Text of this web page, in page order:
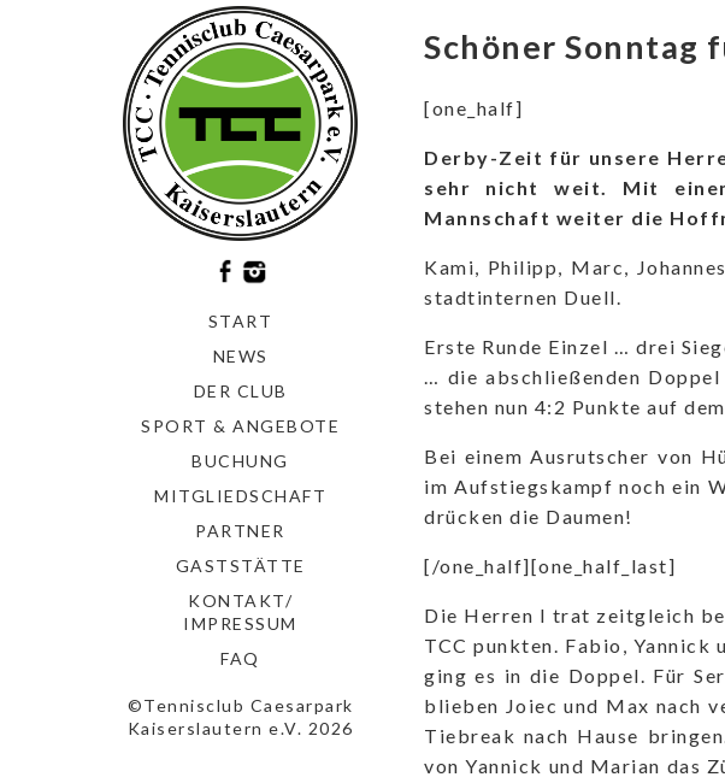
START
NEWS
DER CLUB
SPORT & ANGEBOTE
BUCHUNG
MITGLIEDSCHAFT
PARTNER
GASTSTÄTTE
KONTAKT/
IMPRESSUM
FAQ
©Tennisclub Caesarpark
Kaiserslautern e.V. 2026
Schöner Sonntag
[one_half]
Derby-Zeit für unsere
sehr nicht weit. Mit
Mannschaft weiter die
Kami, Philipp, Marc,
stadtinternen Duell.
Erste Runde Einzel … drei
… die abschließenden
stehen nun 4:2 Punkte auf
Bei einem Ausrutscher von
im Aufstiegskampf noch ein
drücken die Daumen!
[/one_half][one_half_last]
Die Herren I trat zeitgleich
TCC punkten. Fabio,
ging es in die Doppel. Für
blieben Joiec und Max nach
Tiebreak nach Hause
von Yannick und Marian das